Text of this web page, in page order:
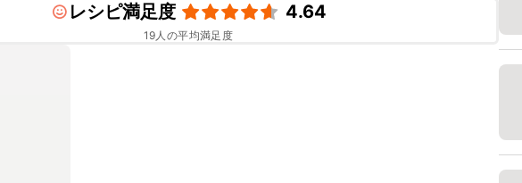
レシピ満足度
4.64
19人の平均満足度